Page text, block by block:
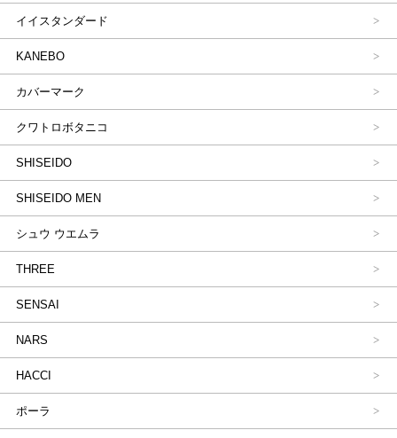
イイスタンダード
KANEBO
カバーマーク
クワトロボタニコ
SHISEIDO
SHISEIDO MEN
シュウ ウエムラ
THREE
SENSAI
NARS
HACCI
ポーラ